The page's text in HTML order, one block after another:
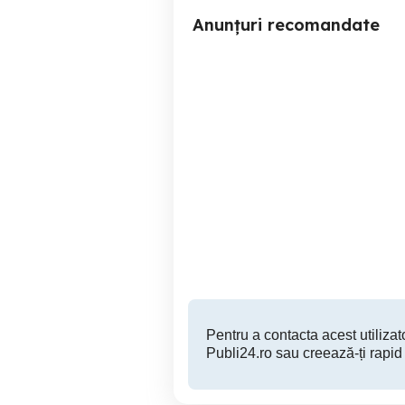
Anunțuri recomandate
Pentru a contacta acest
Publi24.ro sau creează-ți